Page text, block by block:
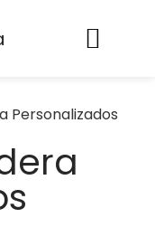
Personalizados